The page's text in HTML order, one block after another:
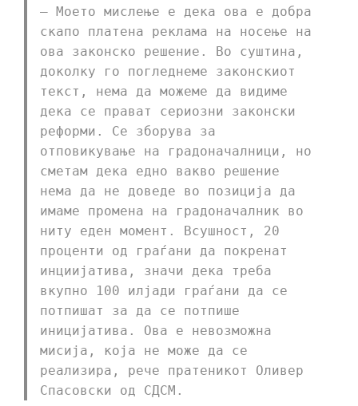
– Моето мислење е дека ова е добра
скапо платена реклама на носење на
ова законско решение. Во суштина,
доколку го погледнеме законскиот
текст, нема да можеме да видиме
дека се прават сериозни законски
реформи. Се зборува за
отповикување на градоначалници, но
сметам дека едно вакво решение
нема да не доведе во позиција да
имаме промена на градоначалник во
ниту еден момент. Всушност, 20
проценти од граѓани да покренат
инциијатива, значи дека треба
вкупно 100 илјади граѓани да се
потпишат за да се потпише
иницијатива. Ова е невозможна
мисија, која не може да се
реализира, рече пратеникот Оливер
Спасовски од СДСМ.